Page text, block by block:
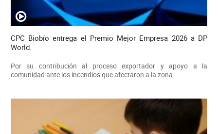
CPC Biobío entrega el Premio Mejor Empresa 2026 a DP
World.
Por su contribución al proceso exportador y apoyo a la
comunidad ante los incendios que afectaron a la zona.